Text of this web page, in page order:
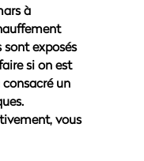
à
exposés
si on est
un
vous